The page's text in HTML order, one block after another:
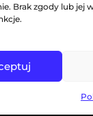
Brak zgody lub jej
Cookies